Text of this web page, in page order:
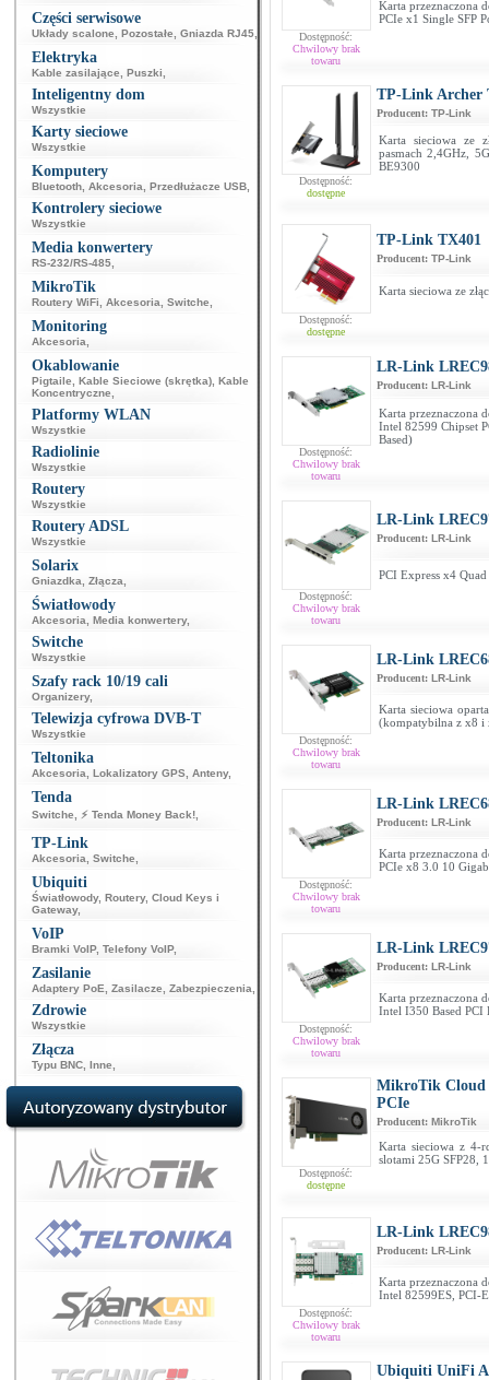
Części serwisowe
Układy scalone Pozostałe Gniazda RJ45
Elektryka
Kable zasilające Puszki
Inteligentny dom
Wszystkie
Karty sieciowe
Wszystkie
Komputery
Bluetooth Akcesoria Przedłużacze USB
Kontrolery sieciowe
Wszystkie
Media konwertery
RS-232/RS-485
MikroTik
Routery WiFi Akcesoria Switche
Monitoring
Akcesoria
Okablowanie
Pigtaile Kable Sieciowe (skrętka) Kable
Koncentryczne
Platformy WLAN
Wszystkie
Radiolinie
Wszystkie
Routery
Wszystkie
Routery ADSL
Wszystkie
Solarix
Gniazdka Złącza
Światłowody
Akcesoria Media konwertery,
Switche
Wszystkie
Szafy rack 10/19 cali
Organizery,
Telewizja cyfrowa DVB-T
Wszystkie
Teltonika
Akcesoria Lokalizatory GPS Anteny,
Tenda
Switche ⚡ Tenda Money Back!
TP-Link
Akcesoria Switche
Ubiquiti
Światłowody, Routery, Cloud Keys i
Gateway,
VoIP
Bramki VoIP, Telefony VoIP,
Zasilanie
Adaptery PoE Zasilacze Zabezpieczenia
Zdrowie
Wszystkie
Złącza
Typu BNC Inne
Dostępność:
Chwilowy brak
towaru
Karta przeznaczona
PCIe x1 Single SFP
Dostępność:
dostępne
TP-Link Archer
Producent: TP-Link
Karta sieciowa ze
pasmach 2,4GHz,
BE9300
Dostępność:
dostępne
TP-Link TX401
Producent: TP-Link
Karta sieciowa ze
Dostępność:
Chwilowy brak
towaru
LR-Link
Producent: LR-Link
Karta przeznaczona
Intel 82599 Chipset
Based)
Dostępność:
Chwilowy brak
towaru
LR-Link
Producent: LR-Link
PCI Express x4
Dostępność:
Chwilowy brak
towaru
LR-Link
Producent: LR-Link
Karta sieciowa
(kompatybilna z x8 i
Dostępność:
Chwilowy brak
towaru
LR-Link
Producent: LR-Link
Karta przeznaczona
PCIe x8 3.0 10
Dostępność:
Chwilowy brak
towaru
LR-Link
Producent: LR-Link
Karta przeznaczona
Intel I350 Based PCI
Dostępność:
dostępne
MikroTik Cloud
PCIe
Producent: MikroTik
Karta sieciowa z 4-
slotami 25G SFP28,
Dostępność:
Chwilowy brak
towaru
LR-Link
Producent: LR-Link
Karta przeznaczona
Intel 82599ES, PCI-
Ubiquiti UniFi